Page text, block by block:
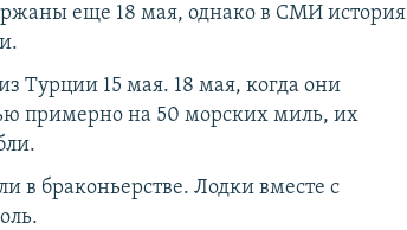
еще 18 мая, однако в СМИ история
Турции 15 мая. 18 мая, когда они
примерно на 50 морских миль, их
в браконьерстве. Лодки вместе с